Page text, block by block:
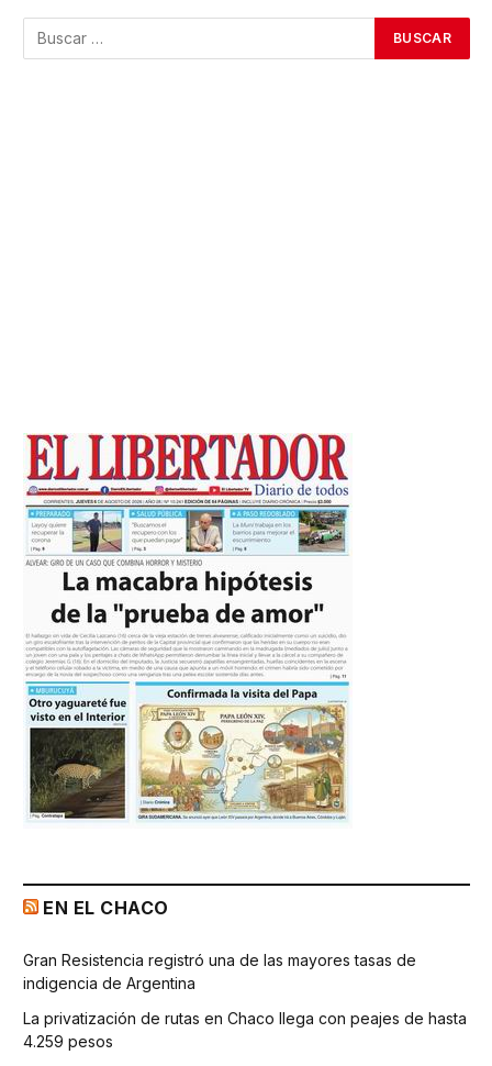
EN EL CHACO
Gran Resistencia registró una de las mayores tasas de
indigencia de Argentina
La privatización de rutas en Chaco llega con peajes de hasta
4.259 pesos